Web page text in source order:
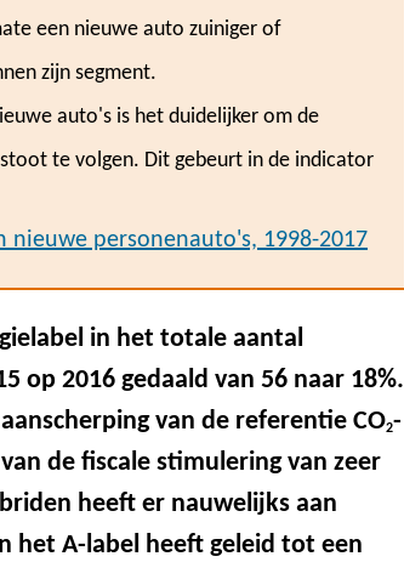
een nieuwe auto zuiniger of
zijn segment.
auto's is het duidelijker om de
te volgen. Dit gebeurt in de indicator
nieuwe personenauto's, 1998-2017
in het totale aantal
op 2016 gedaald van 56 naar 18%.
van de referentie CO2-
de fiscale stimulering van zeer
heeft er nauwelijks aan
het A-label heeft geleid tot een